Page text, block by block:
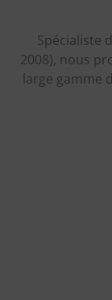
Spécialiste
2008), nous
large gamme